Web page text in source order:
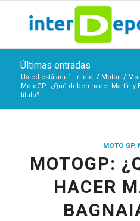
Últimas entradas
Usted está aquí: Inicio / Motor /
MotoGP: ¿Qué deben hacer Martín y
título?...
MOTO GP,
MOTOGP:
HACER